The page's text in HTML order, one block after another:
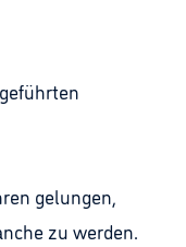
gelungen,
zu werden.